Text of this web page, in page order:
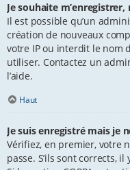
Je souhaite m’enregistrer,
Il est possible qu’un
création de nouveaux
votre IP ou interdit le nom
utiliser. Contactez un
l’aide.
Haut
Je suis enregistré mais je
Vérifiez, en premier, votre
passe. S’ils sont corrects,